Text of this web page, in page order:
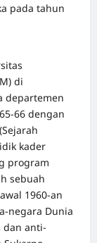
pada tahun
di
departemen
66 dengan
kader
program
sebuah
1960-an
negara Dunia
dan anti-